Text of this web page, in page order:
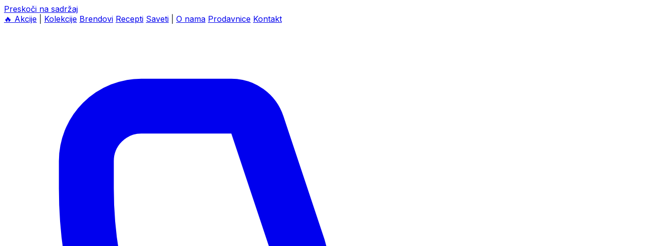
Preskoči na sadržaj
🔥 Akcije Kolekcije Brendovi Recepti Saveti O nama Prodavnice Kontakt